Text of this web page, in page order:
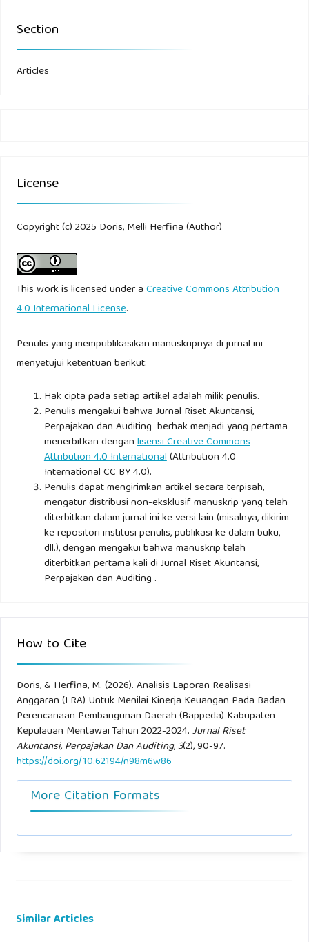
Section
Articles
License
Copyright (c) 2025 Doris, Melli Herfina (Author)
This work is licensed under aCreative Commons Attribution
4.0 International License.
Penulis yang mempublikasikan manuskripnya di jurnal ini
menyetujui ketentuan berikut:
Hak cipta pada setiap artikel adalah milik penulis.
Penulis mengakui bahwa Jurnal Riset Akuntansi,
Perpajakan dan Auditing berhak menjadi yang pertama
menerbitkan denganlisensi Creative Commons
Attribution 4.0 International(Attribution 4.0
International CC BY 4.0).
Penulis dapat mengirimkan artikel secara terpisah,
mengatur distribusi non-eksklusif manuskrip yang telah
diterbitkan dalam jurnal ini ke versi lain (misalnya, dikirim
ke repositori institusi penulis, publikasi ke dalam buku,
dll.), dengan mengakui bahwa manuskrip telah
diterbitkan pertama kali di Jurnal Riset Akuntansi,
Perpajakan dan Auditing .
How to Cite
Doris, & Herfina, M. (2026). Analisis Laporan Realisasi
Anggaran (LRA) Untuk Menilai Kinerja Keuangan Pada Badan
Perencanaan Pembangunan Daerah (Bappeda) Kabupaten
Kepulauan Mentawai Tahun 2022-2024.Jurnal Riset
Akuntansi, Perpajakan Dan Auditing,3(2), 90-97.
https://doi.org/10.62194/n98m6w86
More Citation Formats
Similar Articles